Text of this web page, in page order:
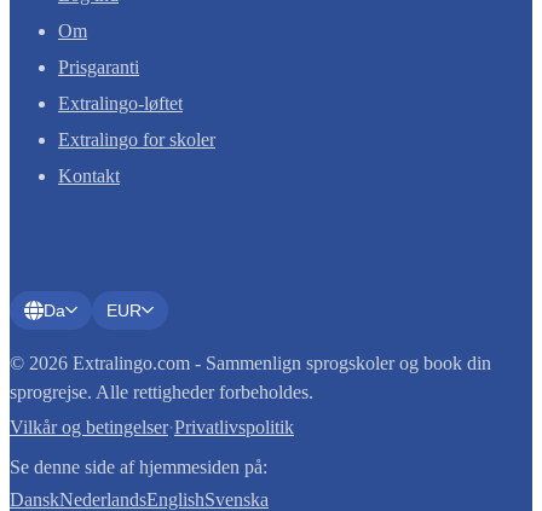
Om
Prisgaranti
Extralingo-løftet
Extralingo for skoler
Kontakt
Da EUR
© 2026 Extralingo.com - Sammenlign sprogskoler og book din
sprogrejse. Alle rettigheder forbeholdes.
Vilkår og betingelser·Privatlivspolitik
Se denne side af hjemmesiden på:
DanskNederlandsEnglishSvenska